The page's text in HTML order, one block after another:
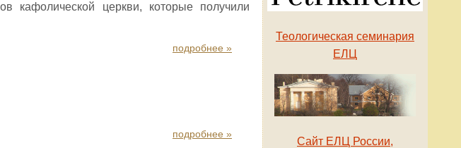
кафолической церкви, которые получили
подробнее »
подробнее »
Теологическая семинария
ЕЛЦ
Сайт ЕЛЦ России,